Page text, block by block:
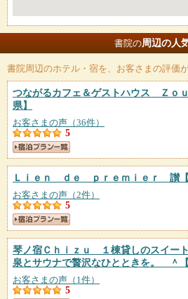
書院の周辺の人
書院周辺のホテル・宿を、お客さまの評価
つながるカフェ＆ゲストハウス Ｚｏ
県】
お客さまの声（36件）
5
Ｌｉｅｎ ｄｅ ｐｒｅｍｉｅｒ 讃
お客さまの声（2件）
5
琴ノ宿Ｃｈｉｚｕ １棟貸しのスイー
泉とサウナで贅沢なひとときを。 ＾
お客さまの声（1件）
5